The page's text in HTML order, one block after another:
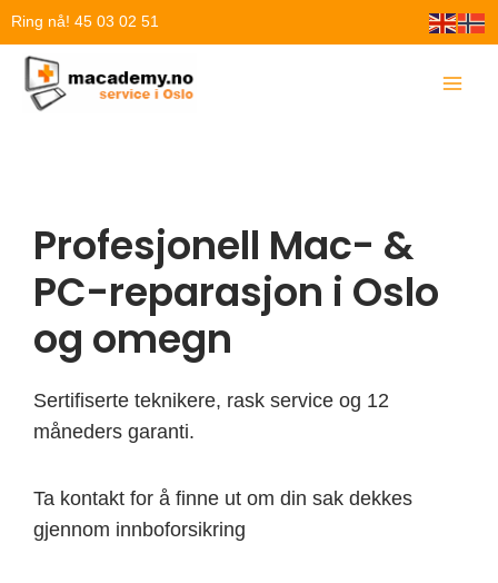
Hopp
innholdet
Ring nå! 45 03 02 51
Profesjonell Mac- &
PC-reparasjon i Oslo
og omegn
Sertifiserte teknikere, rask service og 12
måneders garanti.
Ta kontakt for å finne ut om din sak dekkes
gjennom innboforsikring